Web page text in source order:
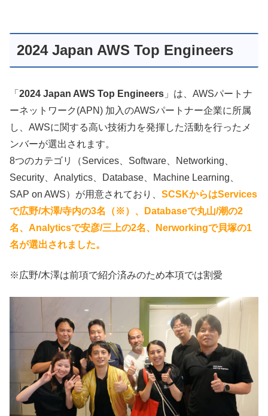
2024 Japan AWS Top Engineers
「 2024 Japan AWS Top Engineers 」は、AWSパートナ
ーネットワーク(APN) 加入のAWSパートナー企業に所属
し、AWSに関する高い技術力を発揮した活動を行ったメ
ンバーが選出されます。
8つのカテゴリ（Services、Software、Networking、
Security、Analytics、Database、Machine Learning、
SAP on AWS）が用意されており、 SCSKからはServices
で広野/木澤/寺内の3名（※）、Databaseで丸山/潮の2
名、Analyticsで安彦/三上の2名、Nerworkingで貝塚の1
名が選出されました。
※広野/木澤は前項で紹介済みのため本項では割愛